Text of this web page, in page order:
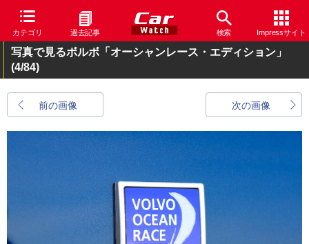
カテゴリ 過去記事 検索 Impressサイト
写真で見るボルボ「オーシャンレース・エディション」
(4/84)
前の画像 次の画像